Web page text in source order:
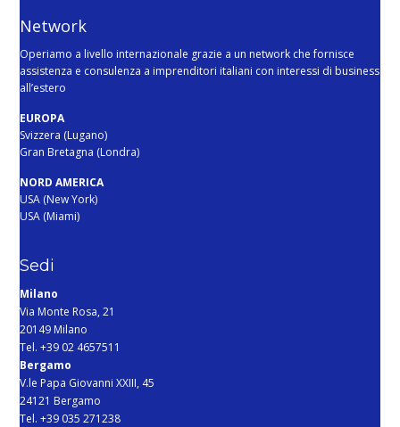
Network
Operiamo a livello internazionale grazie a un network che fornisce
assistenza e consulenza a imprenditori italiani con interessi di business
all’estero
EUROPA
Svizzera (Lugano)
Gran Bretagna (Londra)
NORD AMERICA
USA (New York)
USA (Miami)
Sedi
Milano
Via Monte Rosa, 21
20149 Milano
Tel. +39 02 4657511
Bergamo
V.le Papa Giovanni XXIII, 45
24121 Bergamo
Tel. +39 035 271238